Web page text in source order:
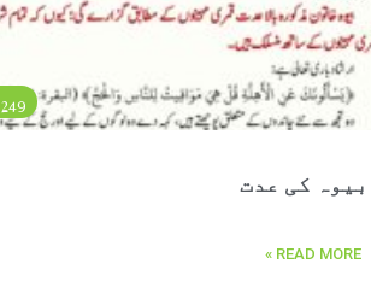
249 بار دیکھا گیا
بیوہ کی عدت
READ MORE »